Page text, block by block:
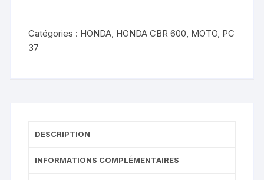
Catégories : HONDA, HONDA CBR 600, MOTO, PC
37
DESCRIPTION
INFORMATIONS COMPLÉMENTAIRES